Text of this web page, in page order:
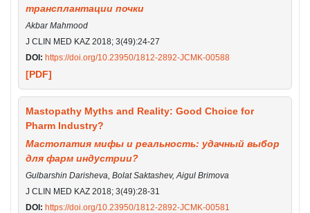
трансплантации почки
Akbar Mahmood
J CLIN MED KAZ 2018; 3(49):24-27
DOI: https://doi.org/10.23950/1812-2892-JCMK-00588
[PDF]
Mastopathy Myths and Reality: Good Choice for
Pharm Industry?
Мастопатия мифы и реальность: удачный выбор
для фарм индустрии?
Gulbarshin Darisheva, Bolat Saktashev, Aigul Brimova
J CLIN MED KAZ 2018; 3(49):28-31
DOI: https://doi.org/10.23950/1812-2892-JCMK-00581